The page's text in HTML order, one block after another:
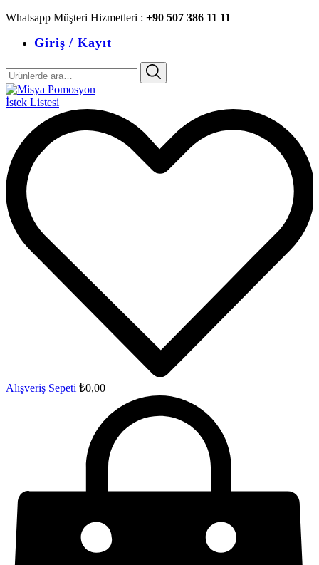
Whatsapp Müşteri Hizmetleri : +90 507 386 11 11
Giriş / Kayıt
Ara:
İstek Listesi
Alışveriş Sepeti ₺0,00